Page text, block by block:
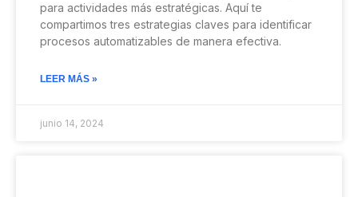
para actividades más estratégicas. Aquí te
compartimos tres estrategias claves para identificar
procesos automatizables de manera efectiva.
LEER MÁS »
junio 14, 2024